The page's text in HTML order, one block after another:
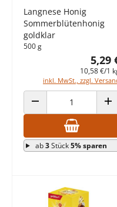
Langnese Honig
Sommerblütenhonig
goldklar
500 g
5,29
10,58 €/1
inkl. MwSt., zzgl.
ANZAHL VERRINGERN
ab3Stück5% sparen